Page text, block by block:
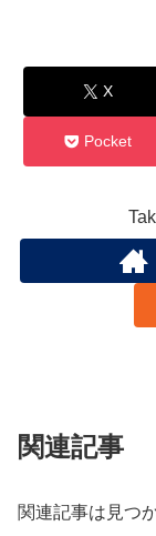
X
Pocket
関連記事
関連記事は見つ